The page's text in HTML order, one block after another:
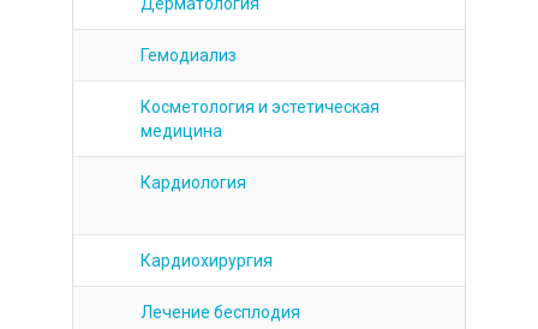
Гемодиализ
медицина
Кардиология
Лечение бесплодия